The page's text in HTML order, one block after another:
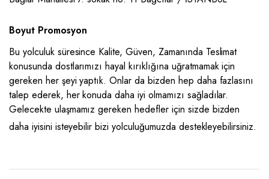
Boyut Promosyon
Bu yolculuk süresince Kalite, Güven, Zamanında Teslimat
konusunda dostlarımızı hayal kırıklığına uğratmamak için
gereken her şeyi yaptık. Onlar da bizden hep daha fazlasını
talep ederek, her konuda daha iyi olmamızı sağladılar.
Gelecekte ulaşmamız gereken hedefler için sizde bizden
daha iyisini isteyebilir bizi yolculuğumuzda destekleyebilirsiniz.